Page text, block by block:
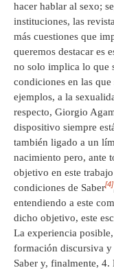
hacer hablar al sexo;
instituciones, las
más cuestiones que
queremos destacar es
no solo implica lo que
condiciones en las
ejemplos, a la
respecto, Giorgio
dispositivo siempre
también ligado a un
nacimiento pero, ante
objetivo en este
condiciones de Saber[4]
entendiendo a este
dicho objetivo, este
La experiencia
formación discursiva y
Saber y, finalmente,